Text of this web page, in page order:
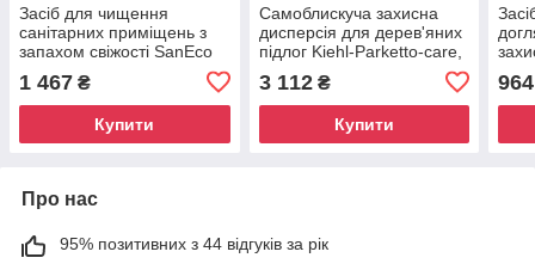
Засіб для чищення
санітарних приміщень з
запахом свіжості SanEco
Konzentrat, 1 літр, KIEHL'S
1 467 ₴
Купити
Самоблискуча захисна
дисперсія для дерев'яних
підлог Kiehl-Parketto-care,
3 112₴
Купити
964
Про нас
95% позитивних з 44 відгуків за рік